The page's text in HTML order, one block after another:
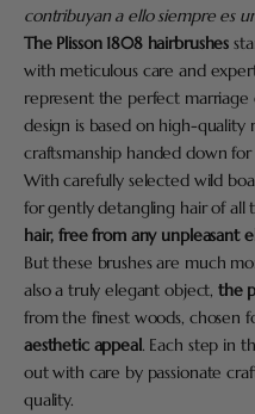
contribuyan a ello siempre es
The Plisson 1808 hairbrushes
with meticulous care and
represent the perfect
design is based on high-quality
craftsmanship handed down
With carefully selected wild
for gently detangling hair of all
hair, free from any unpleasant
But these brushes are much
also a truly elegant object, the
from the finest woods, chosen
aesthetic appeal. Each step in
out with care by passionate
quality.